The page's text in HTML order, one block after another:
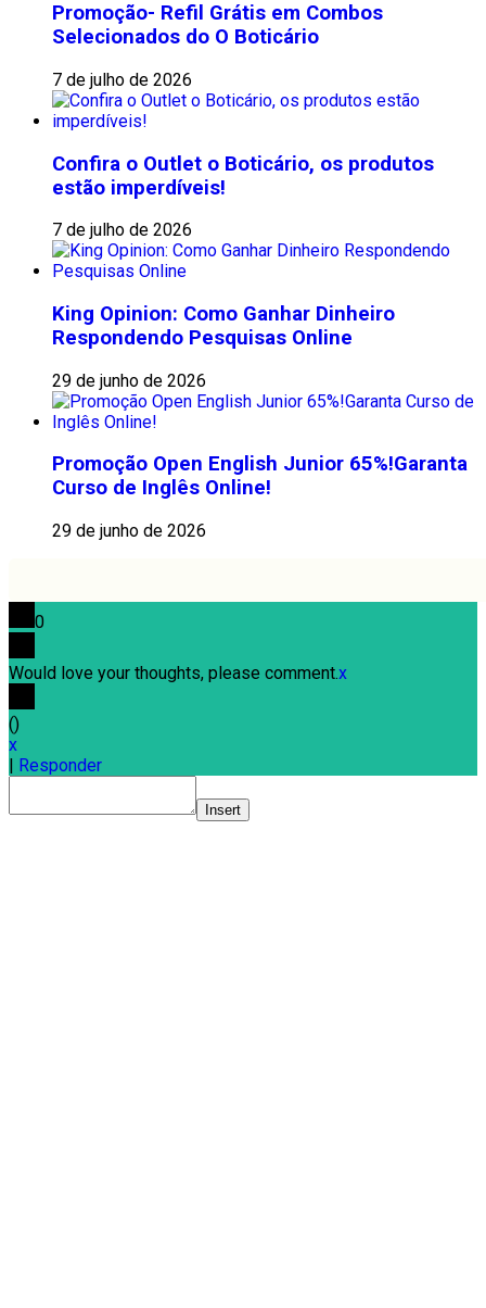
Promoção- Refil Grátis em Combos
Selecionados do O Boticário
7 de julho de 2026
Confira o Outlet o Boticário, os produtos
estão imperdíveis!
7 de julho de 2026
King Opinion: Como Ganhar Dinheiro
Respondendo Pesquisas Online
29 de junho de 2026
Promoção Open English Junior 65%!Garanta
Curso de Inglês Online!
29 de junho de 2026
0
Would love your thoughts, please comment.x
()
x
Responder
Insert